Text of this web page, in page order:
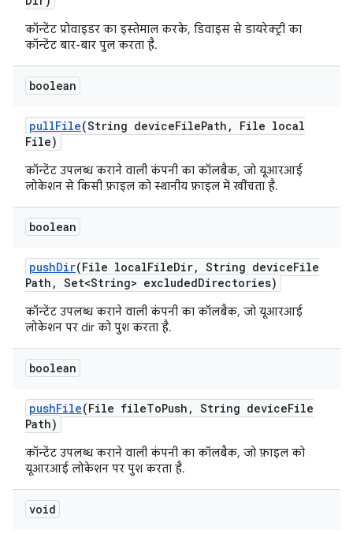
कॉन्टेंट प्रोवाइडर का इस्तेमाल करके, डिवाइस से डायरेक्ट्री का
कॉन्टेंट बार-बार पुल करता है.
boolean
pullFile(String deviceFilePath ,
File local
File)
कॉन्टेंट उपलब्ध कराने वाली कंपनी का कॉलबैक, जो यूआरआई
लोकेशन से किसी फ़ाइल को स्थानीय फ़ाइल में खींचता है.
boolean
pushDir(File localFileDir, String deviceFile
Path , Set<String> excludedDirectories)
कॉन्टेंट उपलब्ध कराने वाली कंपनी का कॉलबैक, जो यूआरआई
लोकेशन पर dir को पुश करता है.
boolean
pushFile(File fileToPush , String deviceFile
Path)
कॉन्टेंट उपलब्ध कराने वाली कंपनी का कॉलबैक, जो फ़ाइल को
यूआरआई लोकेशन पर पुश करता है.
void